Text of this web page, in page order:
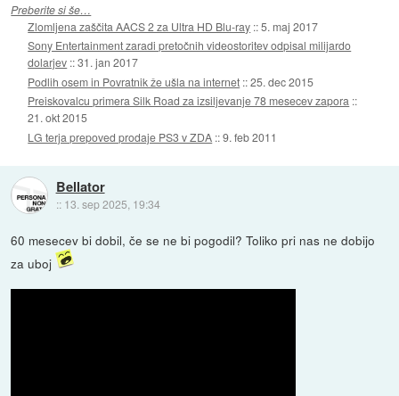
Preberite si še…
Zlomljena zaščita AACS 2 za Ultra HD Blu-ray ::5. maj 2017
Sony Entertainment zaradi pretočnih videostoritev odpisal milijardo
dolarjev ::31. jan 2017
Podlih osem in Povratnik že ušla na internet ::25. dec 2015
Preiskovalcu primera Silk Road za izsiljevanje 78 mesecev zapora ::
21. okt 2015
LG terja prepoved prodaje PS3 v ZDA ::9. feb 2011
Bellator
:: 13. sep 2025, 19:34
60 mesecev bi dobil, če se ne bi pogodil? Toliko pri nas ne dobijo
za uboj